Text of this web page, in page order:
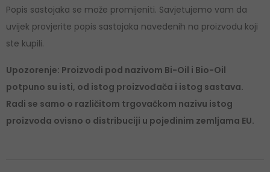
Popis sastojaka se može promijeniti. Savjetujemo vam da
uvijek provjerite popis sastojaka navedenih na proizvodu koji
ste kupili.
Upozorenje: Proizvodi pod nazivom Bi-Oil i Bio-Oil
potpuno su isti, od istog proizvođača i istog sastava.
Radi se samo o različitom trgovačkom nazivu istog
proizvoda ovisno o distribuciji u pojedinim zemljama EU.